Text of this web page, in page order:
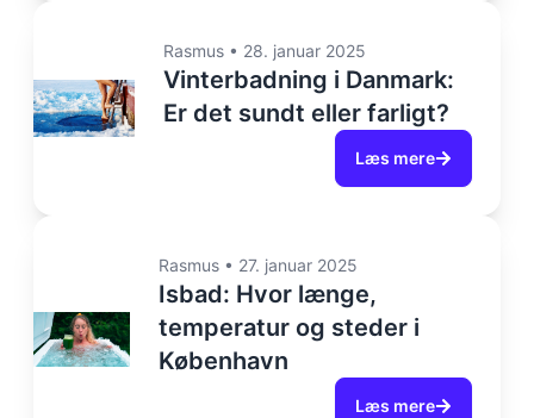
Rasmus• 28. januar 2025
Vinterbadning i Danmark:
Er det sundt eller farligt?
Læs mere
Rasmus• 27. januar 2025
Isbad: Hvor længe,
temperatur og steder i
København
Læs mere